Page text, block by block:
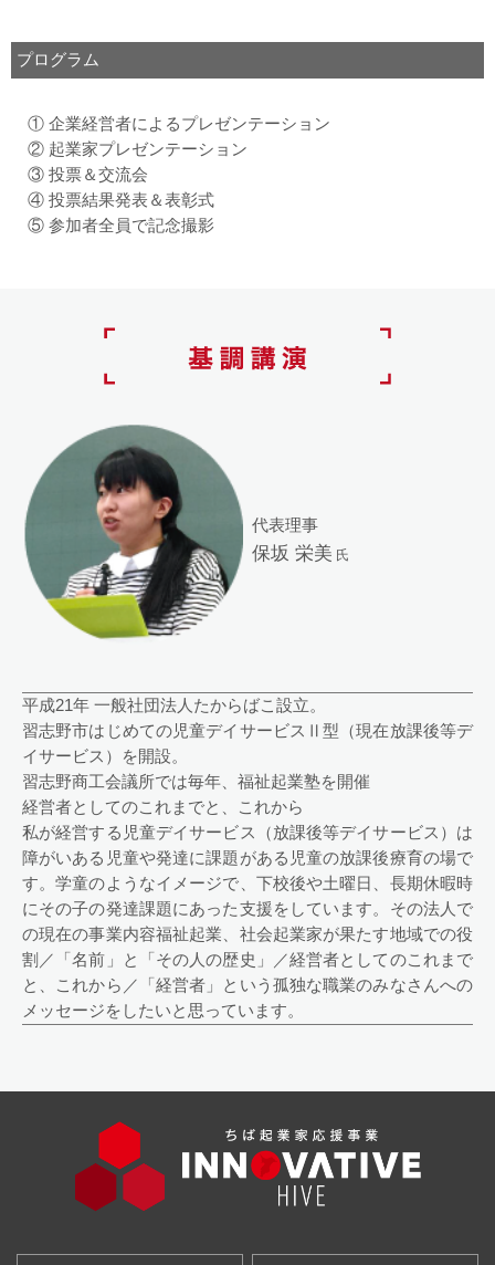
プログラム
① 企業経営者によるプレゼンテーション
② 起業家プレゼンテーション
③ 投票＆交流会
④ 投票結果発表＆表彰式
⑤ 参加者全員で記念撮影
代表理事
保坂 栄美 氏
平成21年 一般社団法人たからばこ設立。
習志野市はじめての児童デイサービスⅡ型（現在放課後等デ
イサービス）を開設。
習志野商工会議所では毎年、福祉起業塾を開催
経営者としてのこれまでと、これから
私が経営する児童デイサービス（放課後等デイサービス）は
障がいある児童や発達に課題がある児童の放課後療育の場で
す。学童のようなイメージで、下校後や土曜日、長期休暇時
にその子の発達課題にあった支援をしています。その法人で
の現在の事業内容福祉起業、社会起業家が果たす地域での役
割／「名前」と「その人の歴史」／経営者としてのこれまで
と、これから／「経営者」という孤独な職業のみなさんへの
メッセージをしたいと思っています。